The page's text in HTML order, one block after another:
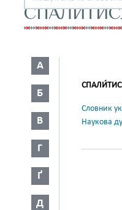
А
Б
В
Г
Ґ
Д
Словник
Наукова